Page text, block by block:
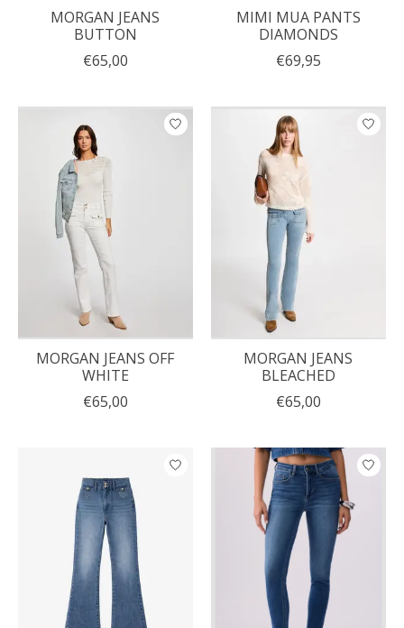
MORGAN JEANS
BUTTON
€65,00
MIMI MUA PANTS
DIAMONDS
€69,95
MORGAN JEANS OFF
WHITE
€65,00
MORGAN JEANS
BLEACHED
€65,00